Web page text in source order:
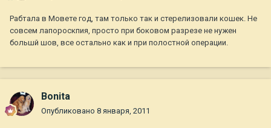
Рабтала в Мовете год, там только так и стерелизовали кошек. Не
совсем лапороскпия, просто при боковом разрезе не нужен
большй шов, все остально как и при полостной операции.
Bonita
Опубликовано 8 января, 2011